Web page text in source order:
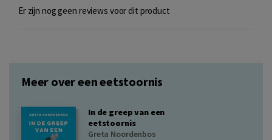
Er zijn nog geen reviews voor dit product
Meer over een eetstoornis
In de greep van een
eetstoornis
Greta Noordenbos